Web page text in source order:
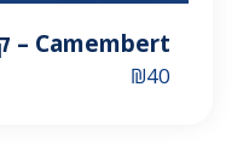
Camembert – קממבר ברמות
₪40